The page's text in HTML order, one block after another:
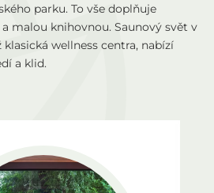
parku. To vše doplňuje
malou knihovnou. Saunový svět v
klasická wellness centra, nabízí
a klid.